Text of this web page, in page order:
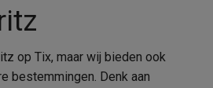
op Tix, maar wij bieden ook
bestemmingen. Denk aan